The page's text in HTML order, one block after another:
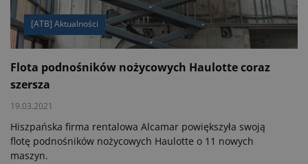
[ATB] Aktualności
Flota podnośników nożycowych Haulotte coraz
szersza
19.03.2021
Hiszpańska firma rentalowa Alcamar powiększyła swoją
flotę podnośników nożycowych Haulotte o 11 nowych
maszyn.